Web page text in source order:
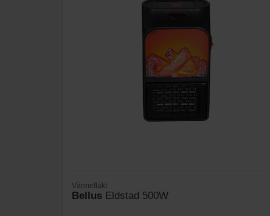
Värmefläkt
Bellus Eldstad 500W